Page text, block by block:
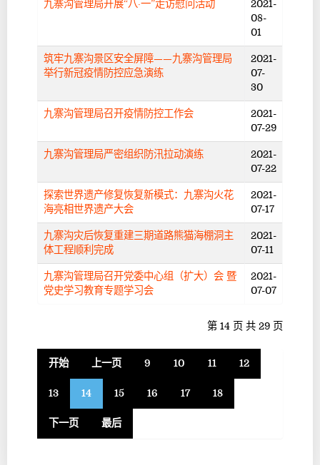
九寨沟管理局开展“八·一”走访慰问活动
2021-
08-
01
筑牢九寨沟景区安全屏障——九寨沟管理局
举行新冠疫情防控应急演练
2021-
07-
30
九寨沟管理局召开疫情防控工作会
2021-
07-29
九寨沟管理局严密组织防汛拉动演练
2021-
07-22
探索世界遗产修复恢复新模式：九寨沟火花
海亮相世界遗产大会
2021-
07-17
九寨沟灾后恢复重建三期道路熊猫海棚洞主
体工程顺利完成
2021-
07-11
九寨沟管理局召开党委中心组（扩大）会 暨
党史学习教育专题学习会
2021-
07-07
第 14 页 共 29 页
开始 上一页 9 10 11 12
13 14 15 16 17 18
下一页 最后